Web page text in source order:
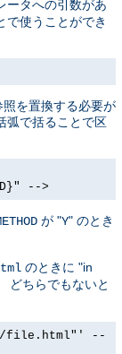
ータへの引数があ
で使うことができ
を置換する必要が
弧で括ることで区
-->
が "Y" のとき
のときに "in
どちらでもないと
file.html"' --